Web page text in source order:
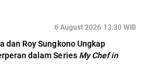
6 August 2026 13:30 WIB
dan Roy Sungkono Ungkap
dalam Series My Chef in